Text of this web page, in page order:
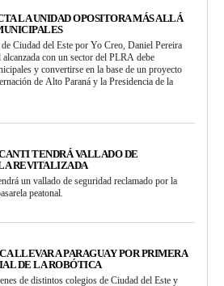
LA UNIDAD OPOSITORA MÁS ALLÁ
Ciudad del Este por Yo Creo, Daniel Pereira
con un sector del PLRA debe
y convertirse en la base de un proyecto
de Alto Paraná y la Presidencia de la
TENDRÁ VALLADO DE
REVITALIZADA
un vallado de seguridad reclamado por la
peatonal.
LLEVAR A PARAGUAY POR PRIMERA
DE LA ROBÓTICA
de distintos colegios de Ciudad del Este y